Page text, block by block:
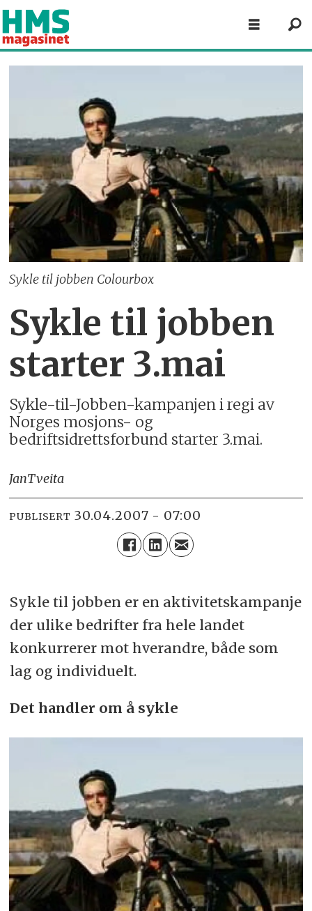
Sykle til jobben Colourbox
Sykle til jobben
starter 3.mai
Sykle-til-Jobben-kampanjen i regi av
Norges mosjons- og
bedriftsidrettsforbund starter 3.mai.
JanTveita
PUBLISERT 30.04.2007 - 07:00
Sykle til jobben er en aktivitetskampanje
der ulike bedrifter fra hele landet
konkurrerer mot hverandre, både som
lag og individuelt.
Det handler om å sykle